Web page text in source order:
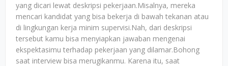
yang dicari lewat deskripsi pekerjaan.Misalnya, mereka
mencari kandidat yang bisa bekerja di bawah tekanan atau
di lingkungan kerja minim supervisi.Nah, dari deskripsi
tersebut kamu bisa menyiapkan jawaban mengenai
ekspektasimu terhadap pekerjaan yang dilamar.Bohong
saat interview bisa merugikanmu. Karena itu, saat